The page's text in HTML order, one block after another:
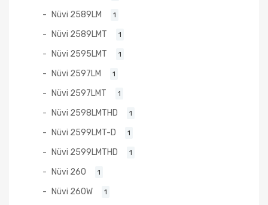
Nüvi 2589LM 1
Nüvi 2589LMT 1
Nüvi 2595LMT 1
Nüvi 2597LM 1
Nüvi 2597LMT 1
Nüvi 2598LMTHD 1
Nüvi 2599LMT-D 1
Nüvi 2599LMTHD 1
Nüvi 260 1
Nüvi 260W 1